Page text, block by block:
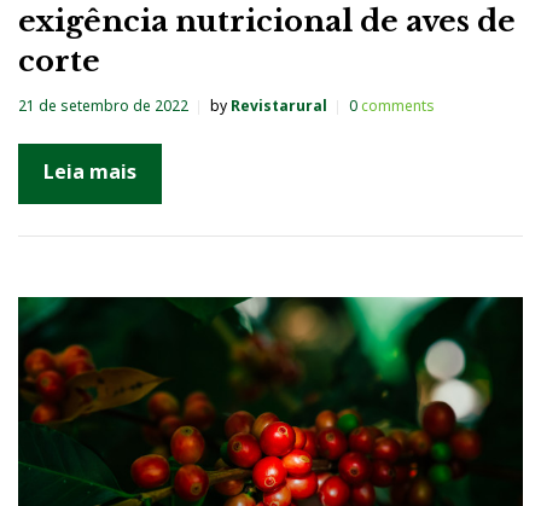
exigência nutricional de aves de
corte
21 de setembro de 2022 by Revistarural 0comments
Leia mais